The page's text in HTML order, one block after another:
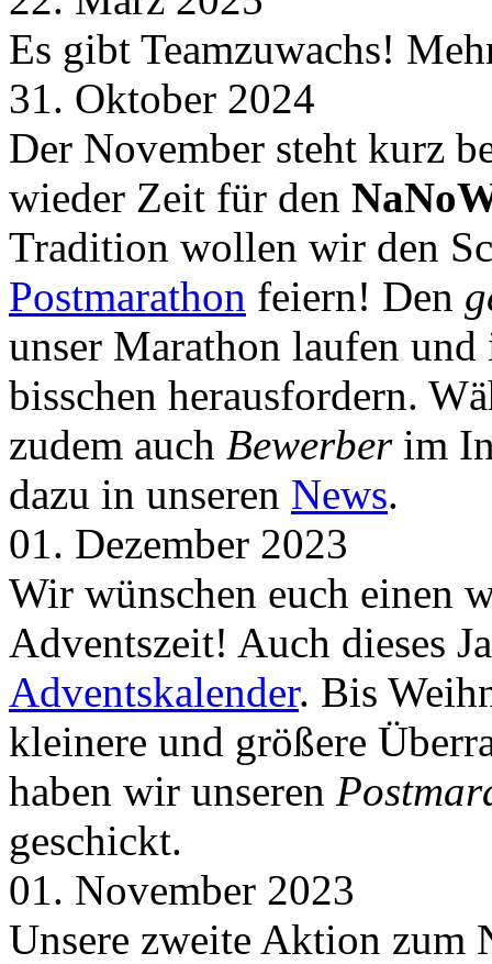
Es gibt Teamzuwachs!
31. Oktober 2024
Der November steht kurz
wieder Zeit für den
Tradition wollen wir den
Postmarathon feiern! Den
unser Marathon laufen
bisschen herausfordern.
zudem auch Bewerberim
dazu in unseren News.
01. Dezember 2023
Wir wünschen euch einen
Adventszeit! Auch dieses
Adventskalender. Bis
kleinere und größere
haben wir unseren
geschickt.
01. November 2023
Unsere zweite Aktion zum